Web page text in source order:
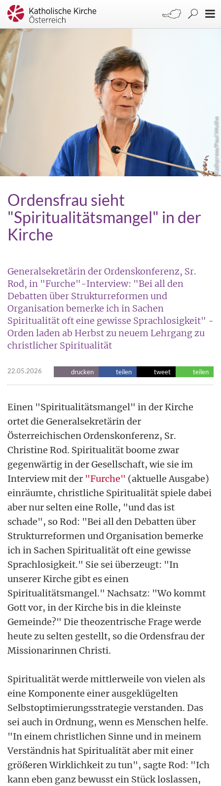
Kathpress/Paul Wuthe
Ordensfrau sieht
"Spiritualitätsmangel" in der
Kirche
Generalsekretärin der Ordenskonferenz, Sr.
Rod, in "Furche"-Interview: "Bei all den
Debatten über Strukturreformen und
Organisation bemerke ich in Sachen
Spiritualität oft eine gewisse Sprachlosigkeit" -
Orden laden ab Herbst zu neuem Lehrgang zu
christlicher Spiritualität
22.05.2026 drucken teilen tweet teilen
Einen "Spiritualitätsmangel" in der Kirche
ortet die Generalsekretärin der
Österreichischen Ordenskonferenz, Sr.
Christine Rod. Spiritualität boome zwar
gegenwärtig in der Gesellschaft, wie sie im
Interview mit der "Furche" (aktuelle Ausgabe)
einräumte, christliche Spiritualität spiele dabei
aber nur selten eine Rolle, "und das ist
schade", so Rod: "Bei all den Debatten über
Strukturreformen und Organisation bemerke
ich in Sachen Spiritualität oft eine gewisse
Sprachlosigkeit." Sie sei überzeugt: "In
unserer Kirche gibt es einen
Spiritualitätsmangel." Nachsatz: "Wo kommt
Gott vor, in der Kirche bis in die kleinste
Gemeinde?" Die theozentrische Frage werde
heute zu selten gestellt, so die Ordensfrau der
Missionarinnen Christi.
Spiritualität werde mittlerweile von vielen als
eine Komponente einer ausgeklügelten
Selbstoptimierungsstrategie verstanden. Das
sei auch in Ordnung, wenn es Menschen helfe.
"In einem christlichen Sinne und in meinem
Verständnis hat Spiritualität aber mit einer
größeren Wirklichkeit zu tun", sagte Rod: "Ich
kann eben ganz bewusst ein Stück loslassen,